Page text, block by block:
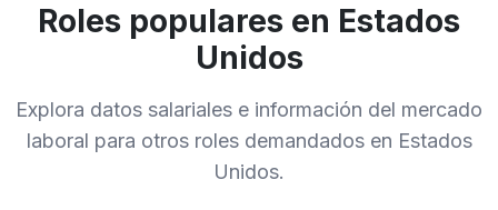
Roles populares en Estados
Unidos
Explora datos salariales e información del mercado
laboral para otros roles demandados en Estados
Unidos.